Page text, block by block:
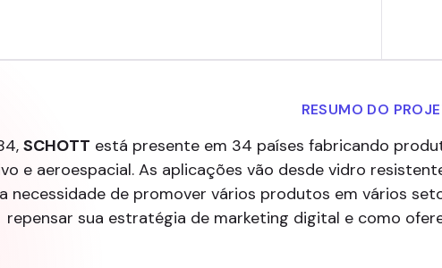
RESUMO DO
SCHOTT está presente em 34 países fabricando
e aeroespacial. As aplicações vão desde vidro
necessidade de promover vários produtos em vários
repensar sua estratégia de marketing digital e como